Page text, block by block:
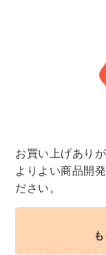
お買い上げあり
よりよい商品開
ださい。